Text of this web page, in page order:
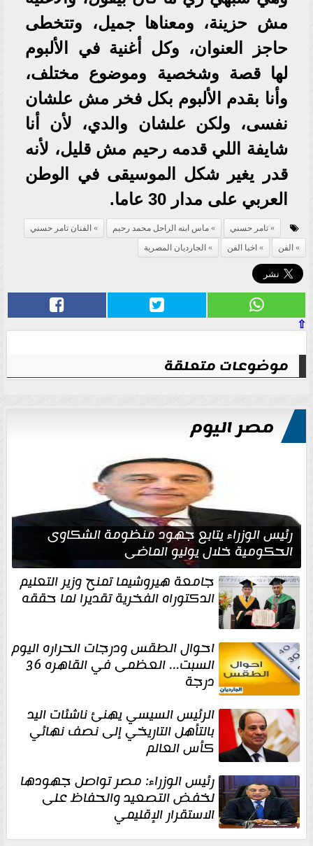
مش حزينة، ومعناها جميل، وتتخطى
حاجز العنوان، وكل أغنية في الألبوم
لها قصة وشخصية وموضوع مختلف،
وأنا بقدم الألبوم بكل فخر مش علشان
نفسى، ولكن علشان والدي، لأن أنا
شايفة اللي قدمه رحيم مش قليل، لأنه
قدر يغير شكل الموسيقى في الوطن
العربي على مدار 30 عاما.
تامر حسني ماس ابنه الراحل محمد رحيم
الفنان تامر حسني
الفن
اخبا الفن الجارديان المصرية
⇧
موضوعات متعلقة
مصر اليوم
رئيس الوزراء يتابع جهود منظومة الشكاوى
الحكومية خلال يوليو الماضي
جامعة هيروشيما تمنح وزير التعليم
الدكتوراه الفخرية تقديرا لما حققه
احوال الطقس ودرجات الحراره اليوم
السبت... العظمى في القاهره 36
درجة
الرئيس السيسي يهنئ ناشئات اليد
بالتأهل التاريخي إلى نصف نهائي
كأس العالم
رئيس الوزراء: مصر تواصل جهودها
لخفض التصعيد والحفاظ على
الاستقرار الإقليمي